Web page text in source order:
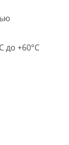
до +60°C